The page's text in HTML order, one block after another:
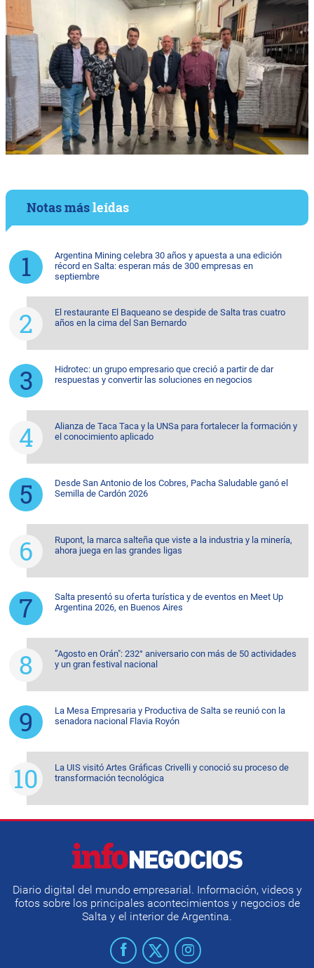
Notas másleídas
Argentina Mining celebra 30 años y apuesta a una edición
récord en Salta: esperan más de 300 empresas en
septiembre
El restaurante El Baqueano se despide de Salta tras cuatro
años en la cima del San Bernardo
Hidrotec: un grupo empresario que creció a partir de dar
respuestas y convertir las soluciones en negocios
Alianza de Taca Taca y la UNSa para fortalecer la formación y
el conocimiento aplicado
Desde San Antonio de los Cobres, Pacha Saludable ganó el
Semilla de Cardón 2026
Rupont, la marca salteña que viste a la industria y la minería,
ahora juega en las grandes ligas
Salta presentó su oferta turística y de eventos en Meet Up
Argentina 2026, en Buenos Aires
”Agosto en Orán": 232° aniversario con más de 50 actividades
y un gran festival nacional
La Mesa Empresaria y Productiva de Salta se reunió con la
senadora nacional Flavia Royón
La UIS visitó Artes Gráficas Crivelli y conoció su proceso de
transformación tecnológica
Diario digital del mundo empresarial. Información, videos y
fotos sobre los principales acontecimientos y negocios de
Salta y el interior de Argentina.